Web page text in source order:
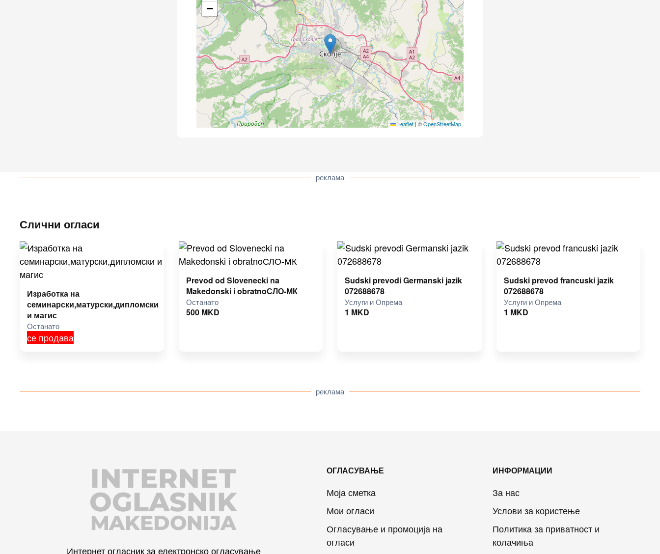
−
Leaflet | ©OpenStreetMap
реклама
Слични огласи
Изработка на
семинарски,матурски,дипломски
и магис
Останато
се продава
Prevod od Slovenecki na
Makedonski i obratnoСЛО-МК
Останато
500 MKD
Sudski prevodi Germanski jazik
072688678
Услуги и Опрема
1 MKD
Sudski prevod francuski jazik
072688678
Услуги и Опрема
1 MKD
реклама
INTERNET
MAKEDONIJA
OGLASNIK
Интернет огласник за електронско огласување
ОГЛАСУВАЊЕ
Моја сметка
Мои огласи
Огласување и промоција на
огласи
ИНФОРМАЦИИ
За нас
Услови за користење
Политика за приватност и
колачиња